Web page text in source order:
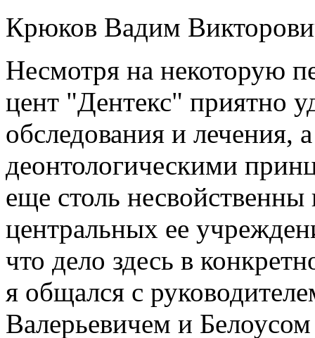
Крюков Вадим
Несмотря на некоторую
цент "Дентекс" приятно
обследования и лечения,
деонтологическими
еще столь
центральных ее
что дело здесь в
я общался с
Валерьевичем и